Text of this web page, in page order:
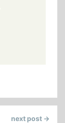
next post →